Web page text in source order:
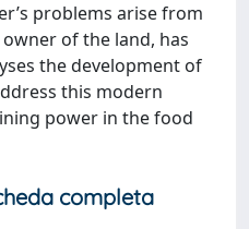
problems arise from
of the land, has
the development of
this modern
power in the food
completa